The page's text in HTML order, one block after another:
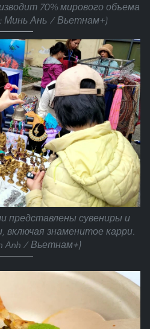
70% мирового объема
Ань / Вьетнам+)
представлены сувениры и
включая знаменитое карри.
Anh / Вьетнам+)